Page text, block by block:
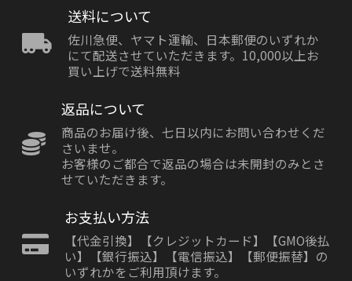
送料について
佐川急便、ヤマト運輸、日本郵便のいずれか
にて配送させていただきます。10,000以上お
買い上げで送料無料
返品について
商品のお届け後、七日以内にお問い合わせくだ
さいませ。
お客様のご都合で返品の場合は未開封のみとさ
せていただきます。
お支払い方法
【代金引換】【クレジットカード】【GMO後払
い】【銀行振込】【電信振込】【郵便振替】の
いずれかをご利用頂けます。